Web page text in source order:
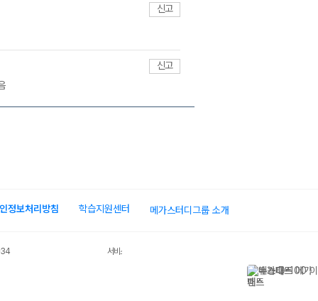
신고
신고
정보처리방침 학습지원센터 메가스터디그룹 소개
서비스 가입사실 확인